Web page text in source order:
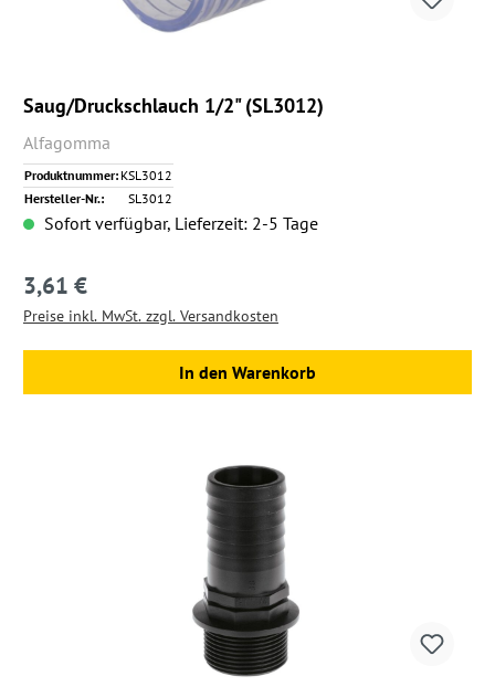
Saug/Druckschlauch 1/2" (SL3012)
Alfagomma
Produktnummer: KSL3012
Hersteller-Nr.:
SL3012
Sofort verfügbar, Lieferzeit: 2-5 Tage
Regulärer Preis:
3,61 €
Preise inkl. MwSt. zzgl. Versandkosten
In den Warenkorb